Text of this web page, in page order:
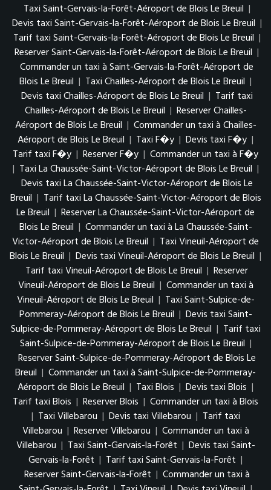
Taxi Saint-Gervais-la-Forêt-Aéroport de Blois Le Breuil |
Devis taxi Saint-Gervais-la-Forêt-Aéroport de Blois Le Breuil |
Tarif taxi Saint-Gervais-la-Forêt-Aéroport de Blois Le Breuil |
Reserver Saint-Gervais-la-Forêt-Aéroport de Blois Le Breuil |
Commander un taxi à Saint-Gervais-la-Forêt-Aéroport de
Blois Le Breuil | Taxi Chailles-Aéroport de Blois Le Breuil |
Devis taxi Chailles-Aéroport de Blois Le Breuil | Tarif taxi
Chailles-Aéroport de Blois Le Breuil | Reserver Chailles-
Aéroport de Blois Le Breuil | Commander un taxi à Chailles-
Aéroport de Blois Le Breuil | Taxi F�y | Devis taxi F�y |
Tarif taxi F�y | Reserver F�y | Commander un taxi à F�y
| Taxi La Chaussée-Saint-Victor-Aéroport de Blois Le Breuil |
Devis taxi La Chaussée-Saint-Victor-Aéroport de Blois Le
Breuil | Tarif taxi La Chaussée-Saint-Victor-Aéroport de Blois
Le Breuil | Reserver La Chaussée-Saint-Victor-Aéroport de
Blois Le Breuil | Commander un taxi à La Chaussée-Saint-
Victor-Aéroport de Blois Le Breuil | Taxi Vineuil-Aéroport de
Blois Le Breuil | Devis taxi Vineuil-Aéroport de Blois Le Breuil |
Tarif taxi Vineuil-Aéroport de Blois Le Breuil | Reserver
Vineuil-Aéroport de Blois Le Breuil | Commander un taxi à
Vineuil-Aéroport de Blois Le Breuil | Taxi Saint-Sulpice-de-
Pommeray-Aéroport de Blois Le Breuil | Devis taxi Saint-
Sulpice-de-Pommeray-Aéroport de Blois Le Breuil | Tarif taxi
Saint-Sulpice-de-Pommeray-Aéroport de Blois Le Breuil |
Reserver Saint-Sulpice-de-Pommeray-Aéroport de Blois Le
Breuil | Commander un taxi à Saint-Sulpice-de-Pommeray-
Aéroport de Blois Le Breuil | Taxi Blois | Devis taxi Blois |
Tarif taxi Blois | Reserver Blois | Commander un taxi à Blois
| Taxi Villebarou | Devis taxi Villebarou | Tarif taxi
Villebarou | Reserver Villebarou | Commander un taxi à
Villebarou | Taxi Saint-Gervais-la-Forêt | Devis taxi Saint-
Gervais-la-Forêt | Tarif taxi Saint-Gervais-la-Forêt |
Reserver Saint-Gervais-la-Forêt | Commander un taxi à